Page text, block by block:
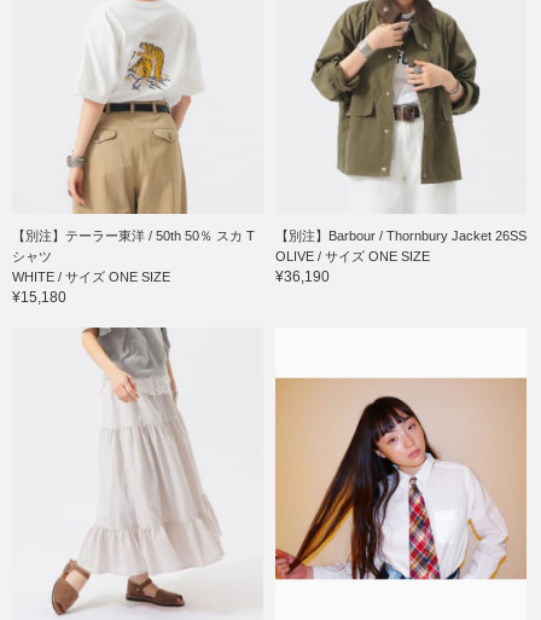
【別注】テーラー東洋 / 50th 50％ スカ T
シャツ
WHITE / サイズ ONE SIZE
¥15,180
【別注】Barbour / Thornbury Jacket 26SS
OLIVE / サイズ ONE SIZE
¥36,190